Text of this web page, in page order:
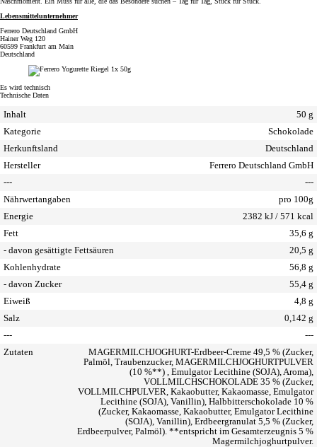
Lebensmittelunternehmer
Ferrero Deutschland GmbH
Hainer Weg 120
60599 Frankfurt am Main
Deutschland
Es wird technisch
Technische Daten
Inhalt
50 g
Kategorie
Schokolade
Herkunftsland
Deutschland
Hersteller
Ferrero Deutschland GmbH
---
---
Nährwertangaben
pro 100g
Energie
2382 kJ / 571 kcal
Fett
35,6 g
- davon gesättigte Fettsäuren
20,5 g
Kohlenhydrate
56,8 g
- davon Zucker
55,4 g
Eiweiß
4,8 g
Salz
0,142 g
---
---
Zutaten
MAGERMILCHJOGHURT-Erdbeer-Creme 49,5 % (Zucker,
Palmöl, Traubenzucker, MAGERMILCHJOGHURTPULVER
(10 %**) , Emulgator Lecithine (SOJA), Aroma),
VOLLMILCHSCHOKOLADE 35 % (Zucker,
VOLLMILCHPULVER, Kakaobutter, Kakaomasse, Emulgator
Lecithine (SOJA), Vanillin), Halbbitterschokolade 10 %
(Zucker, Kakaomasse, Kakaobutter, Emulgator Lecithine
(SOJA), Vanillin), Erdbeergranulat 5,5 % (Zucker,
Erdbeerpulver, Palmöl). **entspricht im Gesamterzeugnis 5 %
Magermilchjoghurtpulver.